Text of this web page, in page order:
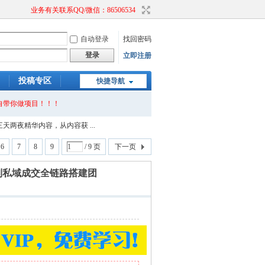
业务有关联系QQ/微信：86506534
自动登录
找回密码
登录
立即注册
快捷导航
投稿专区
你做项目！！！
两夜精华内容，从内容获 ...
6 7 8 9 / 9 页 下一页
域成交全链路搭建团